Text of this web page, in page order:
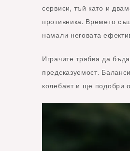
сервиси, тъй като и
противника. Времето
намали неговата
Играчите трябва да
предсказуемост.
колебаят и ще подобри